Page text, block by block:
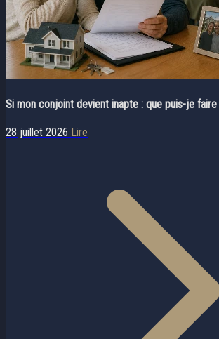
Si mon conjoint devient inapte : que puis-je faire
28 juillet 2026 Lire